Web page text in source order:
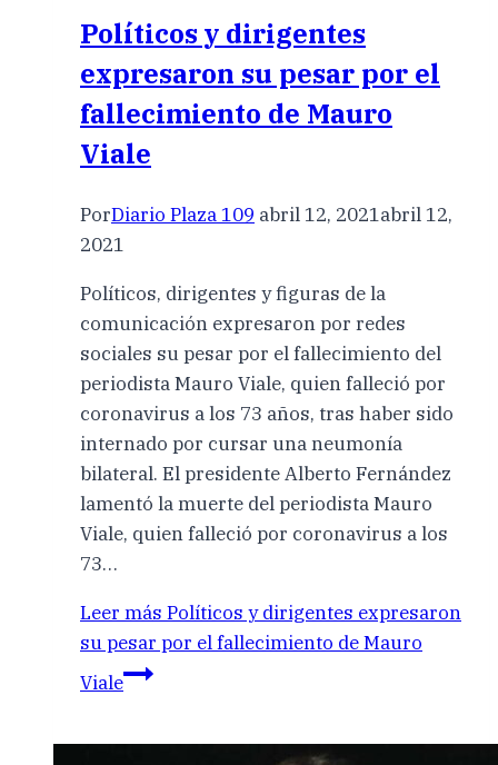
Políticos y dirigentes
expresaron su pesar por el
fallecimiento de Mauro
Viale
PorDiario Plaza 109 abril 12, 2021abril 12,
2021
Políticos, dirigentes y figuras de la
comunicación expresaron por redes
sociales su pesar por el fallecimiento del
periodista Mauro Viale, quien falleció por
coronavirus a los 73 años, tras haber sido
internado por cursar una neumonía
bilateral. El presidente Alberto Fernández
lamentó la muerte del periodista Mauro
Viale, quien falleció por coronavirus a los
73…
Leer más Políticos y dirigentes expresaron
su pesar por el fallecimiento de Mauro
Viale